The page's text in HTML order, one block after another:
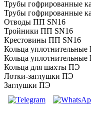
Трубы гофрированные
Трубы гофрированные
Отводы ПП SN16
Тройники ПП SN16
Крестовины ПП SN16
Кольца
Кольца
Кольца для шахты ПЭ
Лотки-заглушки ПЭ
Заглушки ПЭ
Муфты для прохода
Муфты